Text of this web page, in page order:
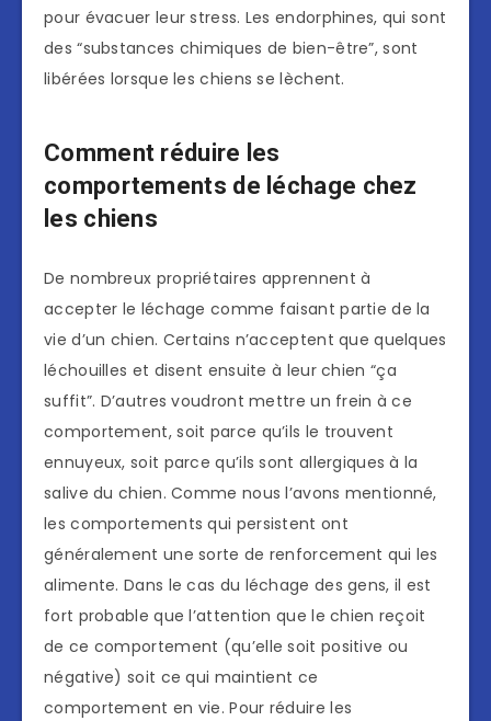
pour évacuer leur stress. Les endorphines, qui sont
des “substances chimiques de bien-être”, sont
libérées lorsque les chiens se lèchent.
Comment réduire les
comportements de léchage chez
les chiens
De nombreux propriétaires apprennent à
accepter le léchage comme faisant partie de la
vie d’un chien. Certains n’acceptent que quelques
léchouilles et disent ensuite à leur chien “ça
suffit”. D’autres voudront mettre un frein à ce
comportement, soit parce qu’ils le trouvent
ennuyeux, soit parce qu’ils sont allergiques à la
salive du chien. Comme nous l’avons mentionné,
les comportements qui persistent ont
généralement une sorte de renforcement qui les
alimente. Dans le cas du léchage des gens, il est
fort probable que l’attention que le chien reçoit
de ce comportement (qu’elle soit positive ou
négative) soit ce qui maintient ce
comportement en vie. Pour réduire les